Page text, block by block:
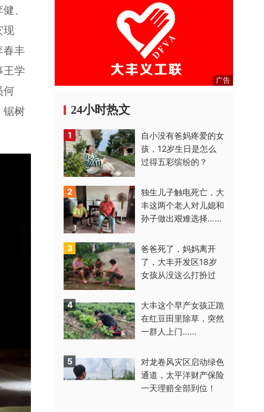
、
现
春丰
王学
何
锯树
广告
24小时热文
1
自小没有爸妈疼爱的女
孩，12岁生日是怎么
过得五彩缤纷的？
2
独生儿子触电死亡，大
丰这两个老人对儿媳和
孙子做出艰难选择……
3
爸爸死了，妈妈离开
了，大丰开发区18岁
女孩从没这么打扮过
4
大丰这个早产女孩正跪
在红豆田里除草，突然
一群人上门……
5
对龙卷风灾区启动绿色
通道，太平洋财产保险
一天理赔全部到位！